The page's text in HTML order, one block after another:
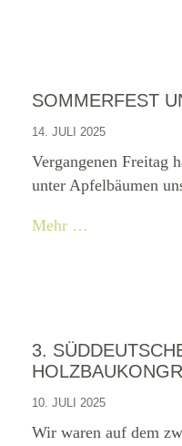
SOMMERFEST
14. JULI 2025
Vergangenen Freitag
unter Apfelbäumen
Mehr …
3.
10. JULI 2025
Wir waren auf dem